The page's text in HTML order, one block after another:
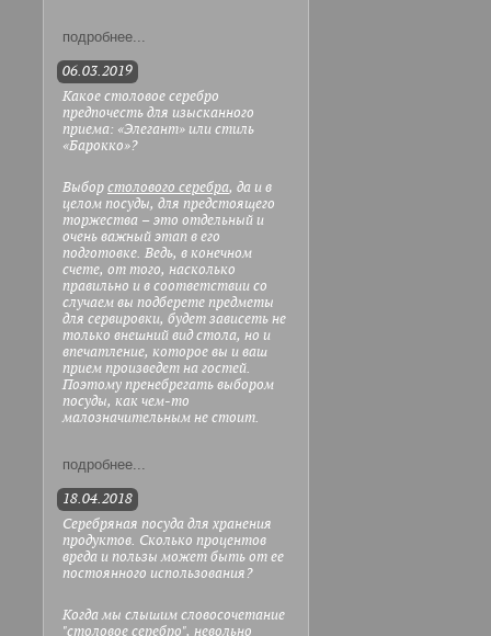
подробнее...
06.03.2019
Какое столовое серебро
предпочесть для изысканного
приема: «Элегант» или стиль
«Барокко»?
Выбор столового серебра, да и в
целом посуды, для предстоящего
торжества – это отдельный и
очень важный этап в его
подготовке. Ведь, в конечном
счете, от того, насколько
правильно и в соответствии со
случаем вы подберете предметы
для сервировки, будет зависеть не
только внешний вид стола, но и
впечатление, которое вы и ваш
прием произведет на гостей.
Поэтому пренебрегать выбором
посуды, как чем-то
малозначительным не стоит.
подробнее...
18.04.2018
Серебряная посуда для хранения
продуктов. Сколько процентов
вреда и пользы может быть от ее
постоянного использования?
Когда мы слышим словосочетание
"столовое серебро", невольно